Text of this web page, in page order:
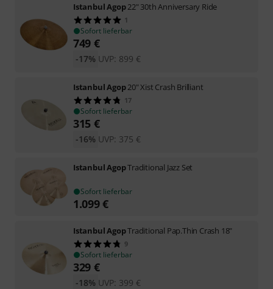
Istanbul Agop22" 30th Anniversary Ride
1
Sofort lieferbar
749 €
UVP: 899 €
-17%
Istanbul Agop20" Xist Crash Brilliant
17
Sofort lieferbar
315 €
UVP: 375 €
-16%
Istanbul AgopTraditional Jazz Set
Sofort lieferbar
1.099€
Istanbul AgopTraditional Pap.Thin Crash 18"
9
Sofort lieferbar
329 €
UVP: 399 €
-18%